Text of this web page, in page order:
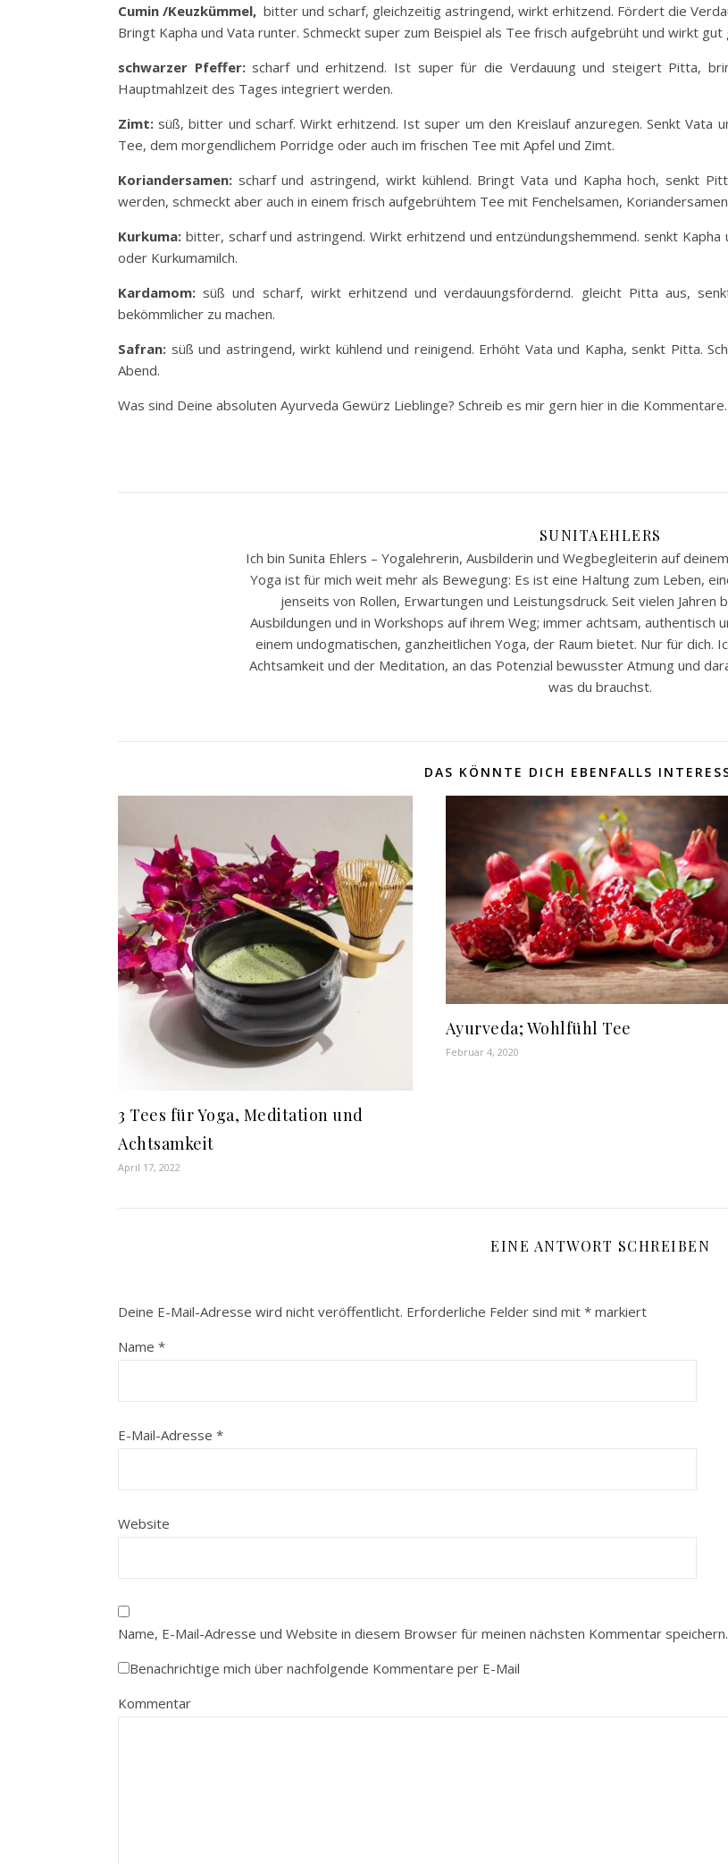
Cumin /Keuzkümmel, bitter und scharf, gleichzeitig astringend, wirkt erhitzend. Fördert die
Bringt Kapha und Vata runter. Schmeckt super zum Beispiel als Tee frisch aufgebrüht und wirkt gut
schwarzer Pfeffer:scharf und erhitzend. Ist super für die Verdauung und steigert Pitta,
Hauptmahlzeit des Tages integriert werden.
Zimt: süß, bitter und scharf. Wirkt erhitzend. Ist super um den Kreislauf anzuregen. Senkt Vata
Tee, dem morgendlichem Porridge oder auch im frischen Tee mit Apfel und Zimt.
Koriandersamen: scharf und astringend, wirkt kühlend. Bringt Vata und Kapha hoch, senkt
werden, schmeckt aber auch in einem frisch aufgebrühtem Tee mit Fenchelsamen,
Kurkuma: bitter, scharf und astringend. Wirkt erhitzend und entzündungshemmend. senkt
oder Kurkumamilch.
Kardamom: süß und scharf, wirkt erhitzend und verdauungsfördernd. gleicht Pitta aus,
bekömmlicher zu machen.
Safran: süß und astringend, wirkt kühlend und reinigend. Erhöht Vata und Kapha, senkt Pitta.
Abend.
Was sind Deine absoluten Ayurveda Gewürz Lieblinge? Schreib es mir gern hier in die
SUNITAEHLERS
Ich bin Sunita Ehlers – Yogalehrerin, Ausbilderin und Wegbegleiterin auf
Yoga ist für mich weit mehr als Bewegung: Es ist eine Haltung zum Leben,
jenseits von Rollen, Erwartungen und Leistungsdruck. Seit vielen Jahren
Ausbildungen und in Workshops auf ihrem Weg; immer achtsam, authentisch
einem undogmatischen, ganzheitlichen Yoga, der Raum bietet. Nur für dich.
Achtsamkeit und der Meditation, an das Potenzial bewusster Atmung und
was du brauchst.
DAS KÖNNTE DICH EBENFALLS
3 Tees für Yoga, Meditation und
Achtsamkeit
April 17, 2022
Ayurveda; Wohlfühl Tee
Februar 4, 2020
EINE ANTWORT SCHREIBEN
Deine E-Mail-Adresse wird nicht veröffentlicht. Erforderliche Felder sind mit * markiert
Name *
E-Mail-Adresse *
Website
Name, E-Mail-Adresse und Website in diesem Browser für meinen nächsten Kommentar speichern.
Benachrichtige mich über nachfolgende Kommentare per E-Mail
Kommentar